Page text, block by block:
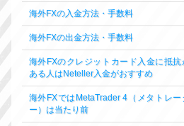
海外FXの入金方法・手数料
海外FXの出金方法・手数料
海外FXのクレジットカード入金に抵抗
ある人はNeteller入金がおすすめ
海外FXではMetaTrader 4（メタトレー
ー）は当たり前